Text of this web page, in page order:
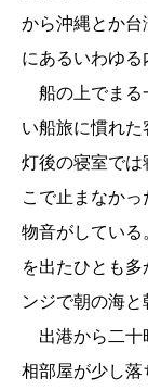
から沖縄とか台
にあるいわゆる
船の上でまる
い船旅に慣れ
灯後の寝室では
こで止まなか
物音がしてい
を出たひとも
ンジで朝の海と
出港から二十
相部屋が少し